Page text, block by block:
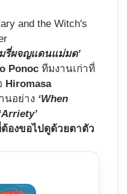
รี่ผจญแดนแม่มด’
Ponoc ทีมงานเก่าที่
Hiromasa
นอย่าง ‘When
ต้องขอไปดูด้วยตาตัว